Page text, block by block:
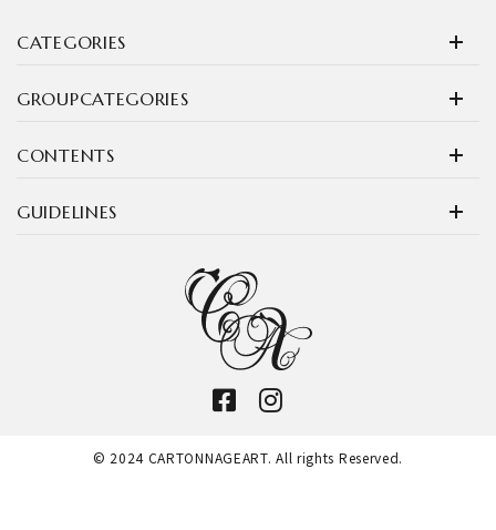
CATEGORIES
GROUPCATEGORIES
CONTENTS
GUIDELINES
© 2024 CARTONNAGEART. All rights Reserved.